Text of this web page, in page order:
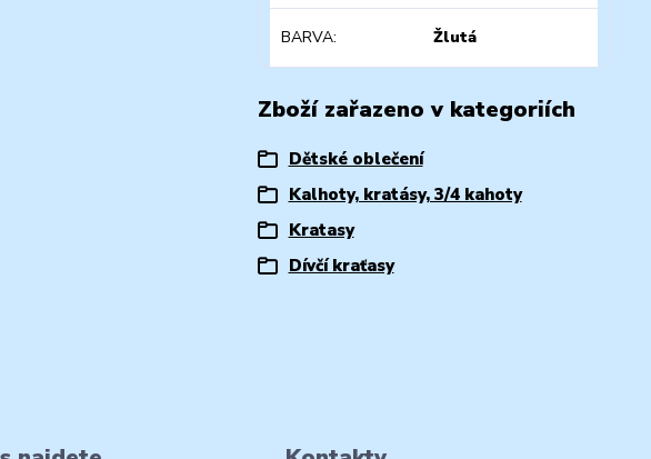
BARVA Žlutá
Zboží zařazeno v kategoriích
Dětské oblečení
Kalhoty, kratásy, 3/4 kahoty
Kratasy
Dívčí kraťasy